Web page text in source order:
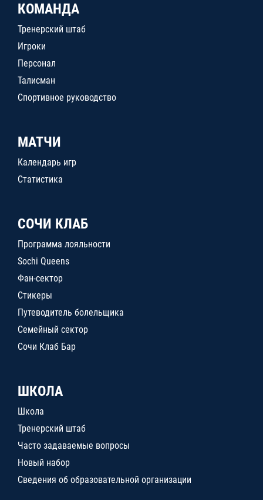
КОМАНДА
Тренерский штаб
Игроки
Персонал
Талисман
Спортивное руководство
МАТЧИ
Календарь игр
Статистика
СОЧИ КЛАБ
Программа лояльности
Sochi Queens
Фан-сектор
Стикеры
Путеводитель болельщика
Семейный сектор
Сочи Клаб Бар
ШКОЛА
Школа
Тренерский штаб
Часто задаваемые вопросы
Новый набор
Сведения об образовательной организации